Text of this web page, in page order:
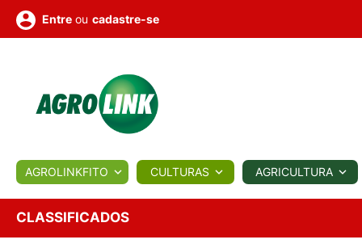
BIOLÓGICOS COTAÇÕES NOTÍCIAS
Entre ou cadastre-se
AGROLINKFITO CULTURAS AGRICULTURA
CLASSIFICADOS